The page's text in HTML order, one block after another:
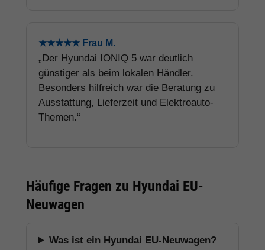
★★★★★ Frau M.
„Der Hyundai IONIQ 5 war deutlich
günstiger als beim lokalen Händler.
Besonders hilfreich war die Beratung zu
Ausstattung, Lieferzeit und Elektroauto-
Themen.“
Häufige Fragen zu Hyundai EU-
Neuwagen
Was ist ein Hyundai EU-Neuwagen?